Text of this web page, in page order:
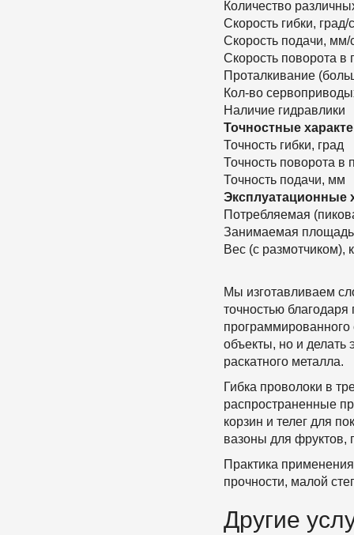
Количество
Скорость гибки, град/с
Скорость подачи, мм/
Скорость поворота в
Проталкивание
Кол-во
Наличие гидравлики
Точностные
Точность гибки, град
Точность поворота в
Точность подачи, мм
Эксплуатационные
Потребляемая
Занимаемая
Вес (с размотчиком),
Мы изготавливаем
точностью
программированного
объекты, но и делать
раскатного металла.
Гибка проволоки в
распространенные
корзин и телег для
вазоны для фруктов,
Практика
прочности, малой
Другие